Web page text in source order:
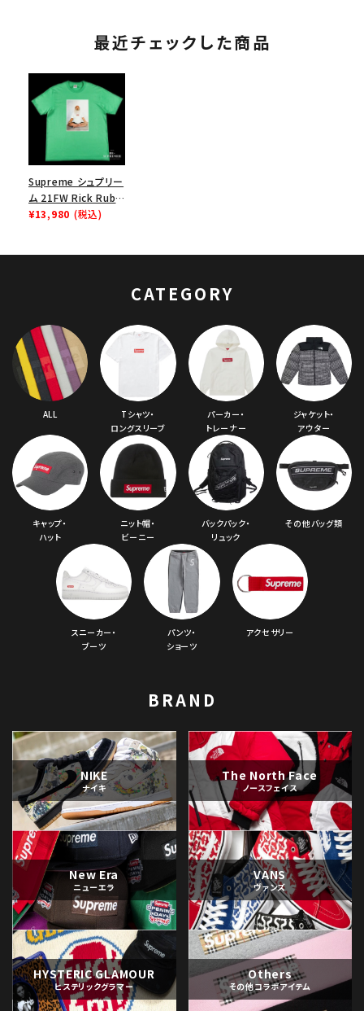
最近チェックした商品
Supreme シュプリー
ム 21FW Rick Rubin
Tee リックルービンT
¥13,980 (税込)
CATEGORY
ALL
Tシャツ・
ロングスリーブ
パーカー・
トレーナー
ジャケット・
アウター
キャップ・
ハット
ニット帽・
ビーニー
バックパック・
リュック
その他バッグ類
スニーカー・
ブーツ
パンツ・
ショーツ
アクセサリー
BRAND
NIKE
ナイキ
The North Face
ノースフェイス
New Era
ニューエラ
VANS
ヴァンズ
HYSTERIC GLAMOUR
ヒステリックグラマー
Others
その他コラボアイテム